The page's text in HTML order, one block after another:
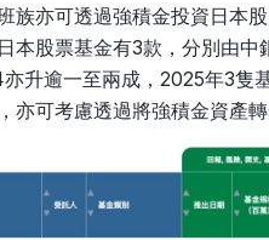
族亦可透過強積金投資日本
本股票基金有3款，分別由
升逾一至兩成，2025年3隻
亦可考慮透過將強積金資產